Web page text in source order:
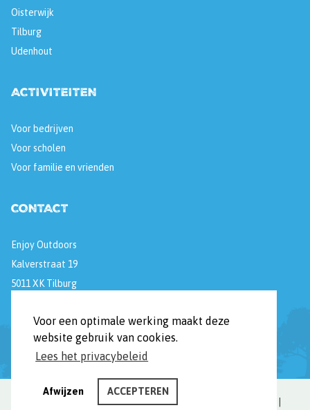
Voor een optimale werking maakt deze
website gebruik van cookies.
Lees het privacybeleid
Afwijzen ACCEPTEREN
Oisterwijk
Tilburg
Udenhout
ACTIVITEITEN
Voor bedrijven
Voor scholen
Voor familie en vrienden
CONTACT
Enjoy Outdoors
Kalverstraat 19
5011 XK Tilburg
info@enjoyoutdoors.nl
06 477 684 99
© enjoyoutdoors.nl | Alle rechten voorbehouden |